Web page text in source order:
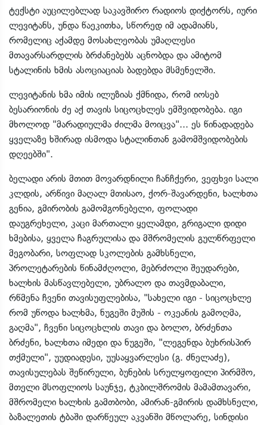
ტექსტი აუცილებლად საკავშირო რადიოს დიქტორს, იური
ლევიტანს, უნდა წაეკითხა, სწორედ იმ ადამიანს,
რომელიც აქამდე მოსახლეობას უმაღლესი
მთავარსარდლის ბრძანებებს აცნობდა და ამიტომ
სტალინის ხმის ასოციაციას ბადებდა მსმენელში.
ლევიტანის ხმა იმის ილუზიას ქმნიდა, რომ იოსებ
ბესარიონის ძე აქ თავის სიცოცხლეს ემშვიდობება. იგი
მხოლოდ "მარადიულმა ძილმა მოიცვა"... ეს წინადადება
ყველაზე ხშირად ისმოდა სტალინთან გამომშვიდობების
დღეებში".
ბელადი არის მთით მოვარდნილი ჩანჩქერი, ვეფხვი სალი
კლდის, არწივი მაღალ მთისაო, ქორ-შავარდენი, ხალხთა
გენია, გმირობის გამომგონებელი, ფოლადი
დაუგრეხელი, კაცი მართალი ყელამდი, გრიგალი დიდი
ხმებისა, ყველა ჩაგრულისა და მშრომელის გულწრფელი
მეგობარი, სოფლად სკოლების გამხსნელი,
პროლეტარების წინამძღოლი, მებრძოლი შეუდარები,
ხალხის მასწავლებელი, უბრალო და თავმდაბალი,
რწმენა ჩვენი თავისუფლებისა, "სახელი იგი - სიცოცხლე
რომ უწოდა ხალხმა, ნუგეში მუშის - ოკეანის გამოღმა,
გაღმა", ჩვენი სიცოცხლის თავი და ბოლო, ბრძენთა
ბრძენი, ხალხთა იმედი და ნუგეში, "ლეგენდა ბუხრისპირ
თქმული", უუდიადესი, უუსაყვარლესი (გ. ძნელაძე),
თავისულებას შეწირული, ბუნების სრულყოფილი პირმშო,
მთელი მსოფლიოს საუნჯე, ტკბილშრომის მამამთავარი,
მშრომელი ხალხის გამთბობი, ამირან-გმირის დამხსნელი,
ბაზალეთის ტბაში დარწეულ აკვანში მწოლარე, სინდისი